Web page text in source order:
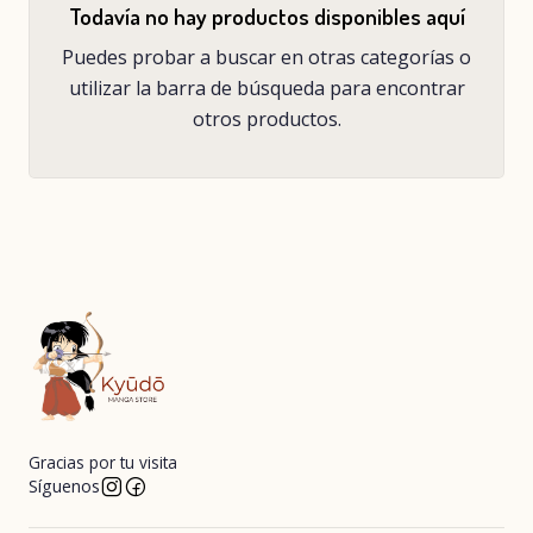
Todavía no hay productos disponibles aquí
Puedes probar a buscar en otras categorías o
utilizar la barra de búsqueda para encontrar
otros productos.
Gracias por tu visita
Síguenos